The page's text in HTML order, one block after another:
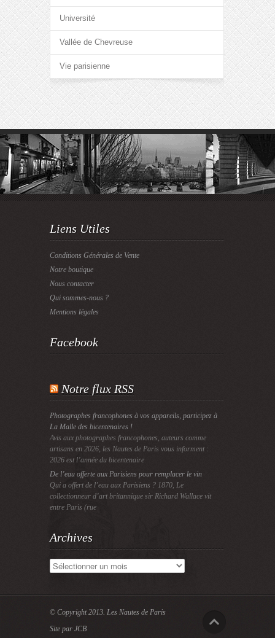
Université
Vallée de Chevreuse
Vie parisienne
Liens Utiles
Conditions Générales de Vente
Notre boutique
Nous contacter
Qui sommes-nous ?
Mentions légales
Facebook
Notre flux RSS
Photographes francophones à vos appareils, participez à
La Malle des bicentenaires !
Avis aux photographes francophones, auteurs comme
artisans en 2026, les Nautes de Paris vous informent :
2026 est l’année du bicentenaire
De l’eau offerte aux Parisiens pour remplacer le vin
Qui a offert de l’eau aux Parisiens ? 1870, Le
collectionneur d’art britannique sir Richard Wallace vit
entre Paris (rue
Archives
Archives
© Copyright 2013. Les Nautes de Paris
Site par JCB